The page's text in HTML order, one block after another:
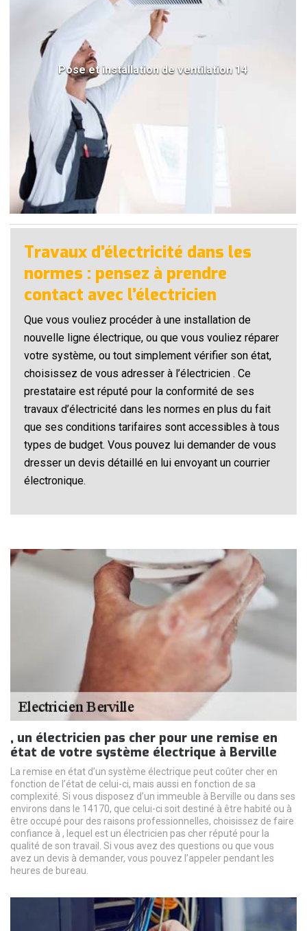
Pose et installation de ventilation 14
Travaux d’électricité dans les
normes : pensez à prendre
contact avec l’électricien
Que vous vouliez procéder à une installation de
nouvelle ligne électrique, ou que vous vouliez réparer
votre système, ou tout simplement vérifier son état,
choisissez de vous adresser à l’électricien . Ce
prestataire est réputé pour la conformité de ses
travaux d’électricité dans les normes en plus du fait
que ses conditions tarifaires sont accessibles à tous
types de budget. Vous pouvez lui demander de vous
dresser un devis détaillé en lui envoyant un courrier
électronique.
, un électricien pas cher pour une remise en
état de votre système électrique à Berville
La remise en état d’un système électrique peut coûter cher en
fonction de l’état de celui-ci, mais aussi en fonction de sa
complexité. Si vous disposez d’un immeuble à Berville ou dans ses
environs dans le 14170, que celui-ci soit destiné à être habité ou à
être occupé pour des raisons professionnelles, choisissez de faire
confiance à , lequel est un électricien pas cher réputé pour la
qualité de son travail. Si vous avez des questions ou que vous
avez un devis à demander, vous pouvez l’appeler pendant les
heures de bureau.